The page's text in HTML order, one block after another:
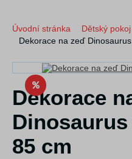
Úvodní stránka Dětský pokoj
Dekorace na zeď
Dekorace
85 cm